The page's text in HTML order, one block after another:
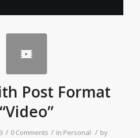
Post Format
“Video”
/ 0 Comments / in Personal / by